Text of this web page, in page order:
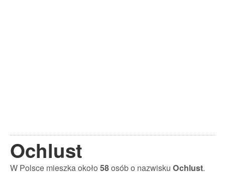
Ochlust
W Polsce mieszka około58osób o nazwisku Ochlust.